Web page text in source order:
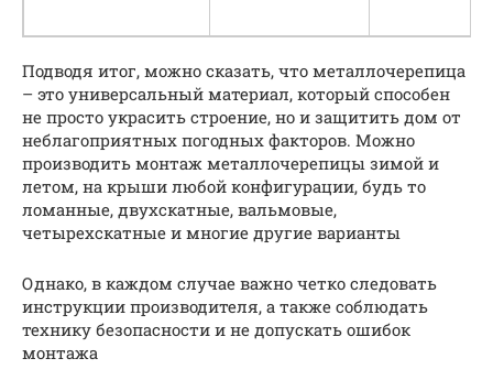
Подводя итог, можно сказать, что металлочерепица
– это универсальный материал, который способен
не просто украсить строение, но и защитить дом от
неблагоприятных погодных факторов. Можно
производить монтаж металлочерепицы зимой и
летом, на крыши любой конфигурации, будь то
ломанные, двухскатные, вальмовые,
четырехскатные и многие другие варианты
Однако, в каждом случае важно четко следовать
инструкции производителя, а также соблюдать
технику безопасности и не допускать ошибок
монтажа